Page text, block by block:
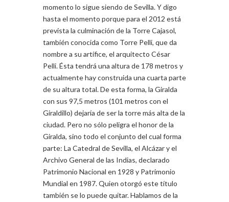
momento lo sigue siendo de Sevilla. Y digo
hasta el momento porque para el 2012 está
prevista la culminación de la Torre Cajasol,
también conocida como Torre Pelli, que da
nombre a su artífice, el arquitecto César
Pelli. Ésta tendrá una altura de 178 metros y
actualmente hay construida una cuarta parte
de su altura total. De esta forma, la Giralda
con sus 97,5 metros (101 metros con el
Giraldillo) dejaría de ser la torre más alta de la
ciudad. Pero no sólo peligra el honor de la
Giralda, sino todo el conjunto del cual forma
parte: La Catedral de Sevilla, el Alcázar y el
Archivo General de las Indias, declarado
Patrimonio Nacional en 1928 y Patrimonio
Mundial en 1987. Quien otorgó este título
también se lo puede quitar. Hablamos de la